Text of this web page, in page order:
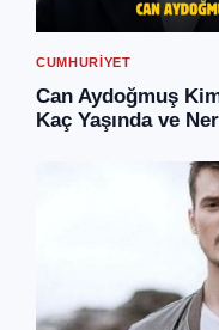
CUMHURIYET
Can Aydoğmuş
Kaç Yaşında ve